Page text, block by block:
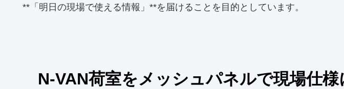
**「明日の現場で使える情報」**を届けることを目的としています。
N-VAN荷室をメッシュパネルで現場仕